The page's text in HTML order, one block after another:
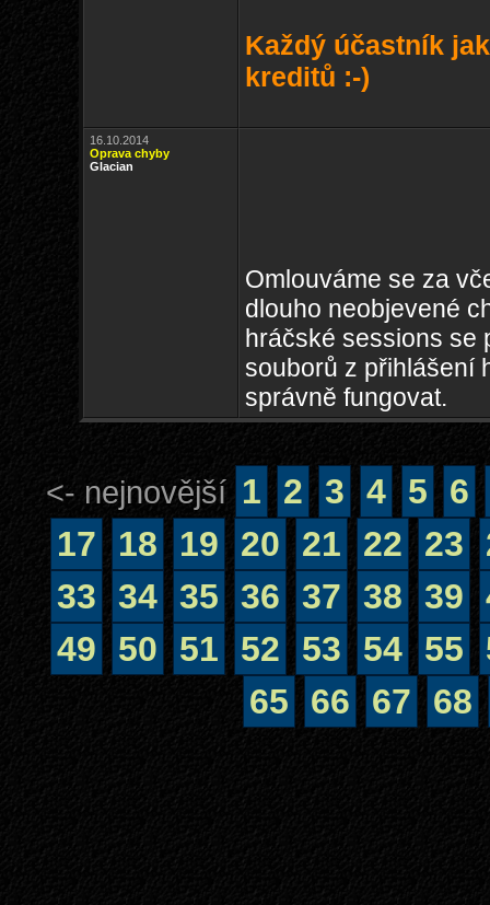
Každý účastník
kreditů :-)
16.10.2014
Oprava chyby
Glacian
Omlouváme se za
dlouho neobjevené
hráčské sessions se
souborů z přihlášení
správně fungovat.
<- nejnovější 1 2 3 4 5
6
17
18 19 20 21 22 23
33 34 35 36 37 38 39
49
50 51 52 53 54 55
65
66 67 68